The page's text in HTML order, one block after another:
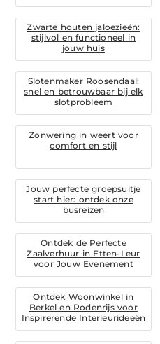
Zwarte houten jaloezieën:
stijlvol en functioneel in
jouw huis
Slotenmaker Roosendaal:
snel en betrouwbaar bij elk
slotprobleem
Zonwering in weert voor
comfort en stijl
Jouw perfecte groepsuitje
start hier: ontdek onze
busreizen
Ontdek de Perfecte
Zaalverhuur in Etten-Leur
voor Jouw Evenement
Ontdek Woonwinkel in
Berkel en Rodenrijs voor
Inspirerende Interieurideeën